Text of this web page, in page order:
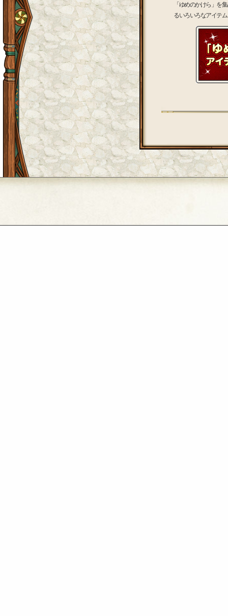
「ゆめのかけら」を
るいろいろなアイテ